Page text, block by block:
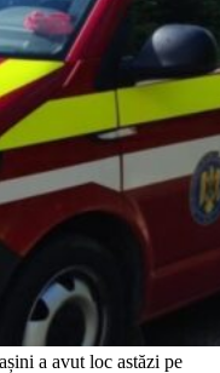
a avut loc astăzi pe